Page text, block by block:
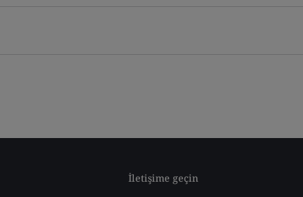
İletişime geçin